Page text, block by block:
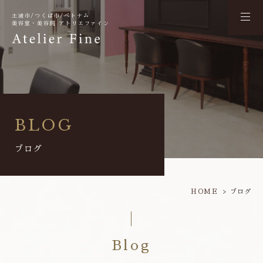
土浦市/つくば市/ベトナム
美容室・美容院 アトリエファイン
BLOG
ブログ
HOME ブログ
Blog